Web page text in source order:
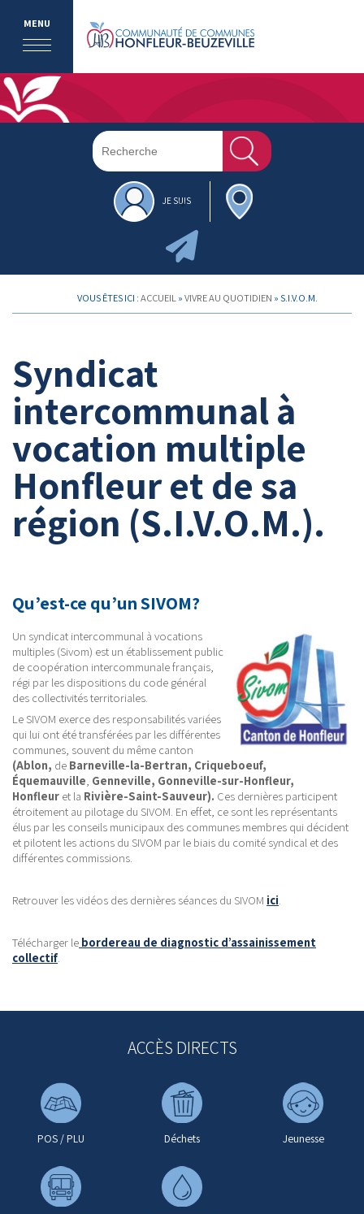
MENU
JE SUIS
VOUS ÊTES ICI :ACCUEIL»VIVRE AU QUOTIDIEN »S.I.V.O.M.
Syndicat
intercommunal à
vocation multiple
Honfleur et de sa
région (S.I.V.O.M.).
Qu’est-ce qu’un SIVOM?
Un syndicat intercommunal à vocations
multiples (Sivom) est un établissement public
de coopération intercommunale français,
régi par les dispositions du code général
des collectivités territoriales.
Le SIVOM exerce des responsabilités variées
qui lui ont été transférées par les différentes
communes, souvent du même canton
(Ablon, de Barneville-la-Bertran, Criqueboeuf,
Équemauville, Genneville, Gonneville-sur-Honfleur,
Honfleur et la Rivière-Saint-Sauveur). Ces dernières participent
étroitement au pilotage du SIVOM. En effet, ce sont les représentants
élus par les conseils municipaux des communes membres qui décident
et pilotent les actions du SIVOM par le biais du comité syndical et des
différentes commissions.
Retrouver les vidéos des dernières séances du SIVOM ici.
Télécharger le bordereau de diagnostic d’assainissement
collectif.
ACCÈS DIRECTS
POS / PLU Déchets Jeunesse